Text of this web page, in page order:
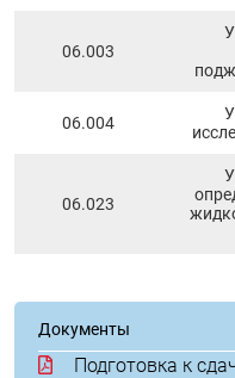
06.003
06.004
06.023
Документы
Подготовка к